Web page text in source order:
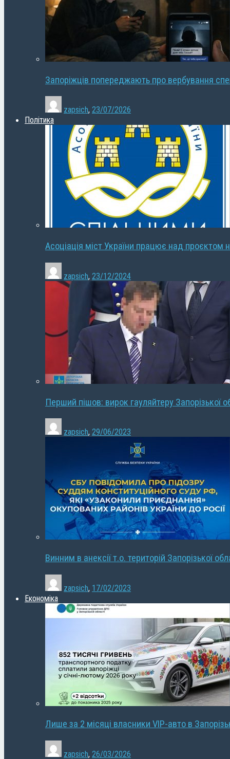
Запоріжців попереджають про вербування
zapsich, 23/07/2026
Політика
Асоціація міст України працює над проєктом
zapsich, 23/12/2024
Перший пішов: вирок гауляйтеру Запорізької
zapsich, 29/06/2023
Винним в анексії т.о. територій Запорізької
zapsich, 17/02/2023
Економіка
Лише за 2 місяці власники VIP-авто в
zapsich, 26/03/2026